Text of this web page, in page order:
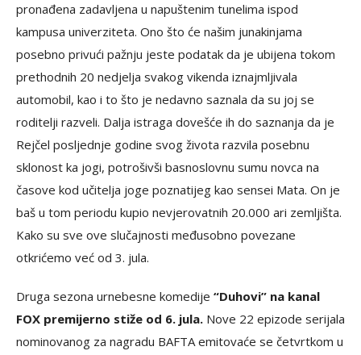
pronađena zadavljena u napuštenim tunelima ispod
kampusa univerziteta. Ono što će našim junakinjama
posebno privući pažnju jeste podatak da je ubijena tokom
prethodnih 20 nedjelja svakog vikenda iznajmljivala
automobil, kao i to što je nedavno saznala da su joj se
roditelji razveli. Dalja istraga dovešće ih do saznanja da je
Rejčel posljednje godine svog života razvila posebnu
sklonost ka jogi, potrošivši basnoslovnu sumu novca na
časove kod učitelja joge poznatijeg kao sensei Mata. On je
baš u tom periodu kupio nevjerovatnih 20.000 ari zemljišta.
Kako su sve ove slučajnosti međusobno povezane
otkrićemo već od 3. jula.
Druga sezona urnebesne komedije “Duhovi” na kanal
FOX premijerno stiže od 6. jula. Nove 22 epizode serijala
nominovanog za nagradu BAFTA emitovaće se četvrtkom u